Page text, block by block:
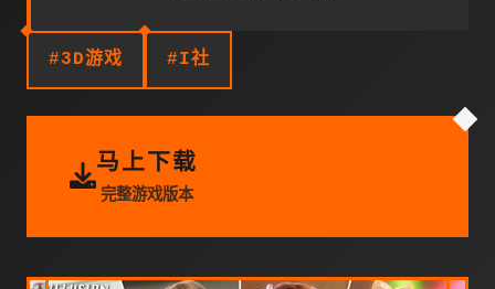
#3D游戏 #I社
马上下载
完整游戏版本